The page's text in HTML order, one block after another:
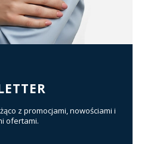
z promocjami, nowościami i
ofertami.